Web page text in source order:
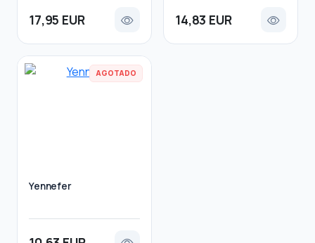
17,95 EUR 14,83 EUR
AGOTADO
Yennefer